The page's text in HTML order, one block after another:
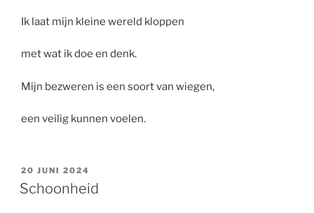
Ik laat mijn kleine wereld kloppen
met wat ik doe en denk.
Mijn bezweren is een soort van wiegen,
een veilig kunnen voelen.
GEPLAATST
OP
20 JUNI 2024
Schoonheid